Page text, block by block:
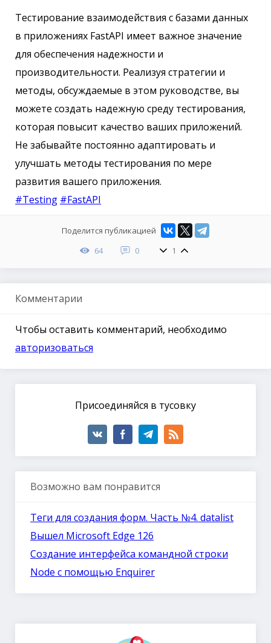
Тестирование взаимодействия с базами данных
в приложениях FastAPI имеет важное значение
для обеспечения надежности и
производительности. Реализуя стратегии и
методы, обсуждаемые в этом руководстве, вы
можете создать надежную среду тестирования,
которая повысит качество ваших приложений.
Не забывайте постоянно адаптировать и
улучшать методы тестирования по мере
развития вашего приложения.
#Testing #FastAPI
Поделится публикацией
64
0 1
Комментарии
Чтобы оставить комментарий, необходимо
авторизоваться
Присоединяйся в тусовку
Возможно вам понравится
Теги для создания форм. Часть №4. datalist
Вышел Microsoft Edge 126
Создание интерфейса командной строки
Node с помощью Enquirer